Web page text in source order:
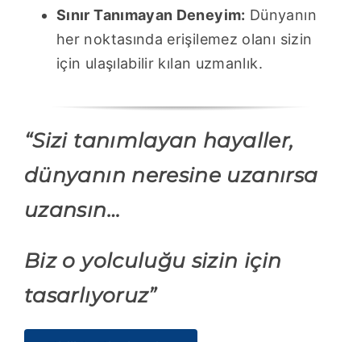
Sınır Tanımayan Deneyim: Dünyanın
her noktasında erişilemez olanı sizin
için ulaşılabilir kılan uzmanlık.
“Sizi tanımlayan hayaller,
dünyanın neresine uzanırsa
uzansın…
Biz o yolculuğu sizin için
tasarlıyoruz”